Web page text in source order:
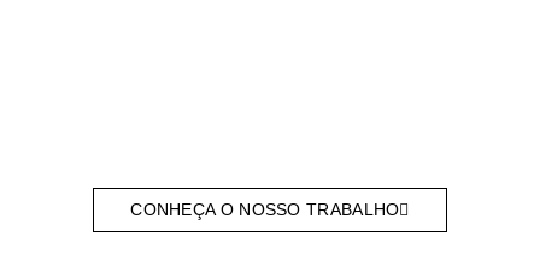
CONHEÇA O NOSSO TRABALHO